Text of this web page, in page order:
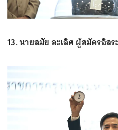
13. นายสมัย ละเลิศ ผู้สมัครอิสร